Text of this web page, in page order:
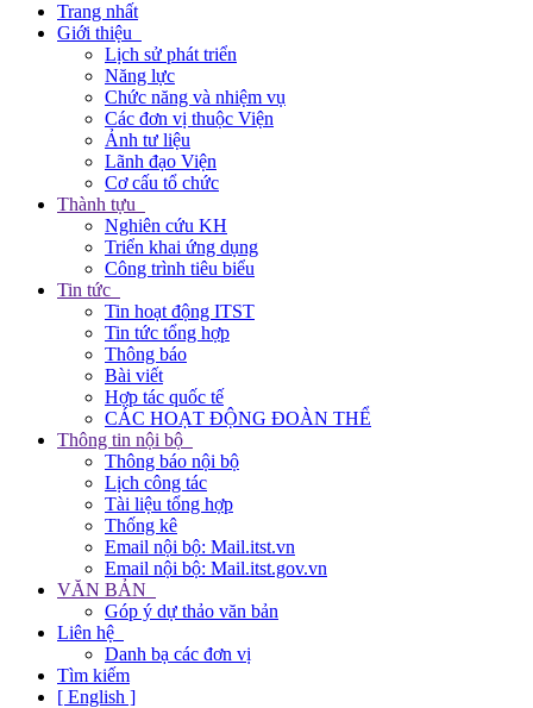
Trang nhất
Giới thiệu
Lịch sử phát triển
Năng lực
Chức năng và nhiệm vụ
Các đơn vị thuộc Viện
Ảnh tư liệu
Lãnh đạo Viện
Cơ cấu tổ chức
Thành tựu
Nghiên cứu KH
Triển khai ứng dụng
Công trình tiêu biểu
Tin tức
Tin hoạt động ITST
Tin tức tổng hợp
Thông báo
Bài viết
Hợp tác quốc tế
CÁC HOẠT ĐỘNG ĐOÀN THỂ
Thông tin nội bộ
Thông báo nội bộ
Lịch công tác
Tài liệu tổng hợp
Thống kê
Email nội bộ: Mail.itst.vn
Email nội bộ: Mail.itst.gov.vn
VĂN BẢN
Góp ý dự thảo văn bản
Liên hệ
Danh bạ các đơn vị
Tìm kiếm
[ English ]